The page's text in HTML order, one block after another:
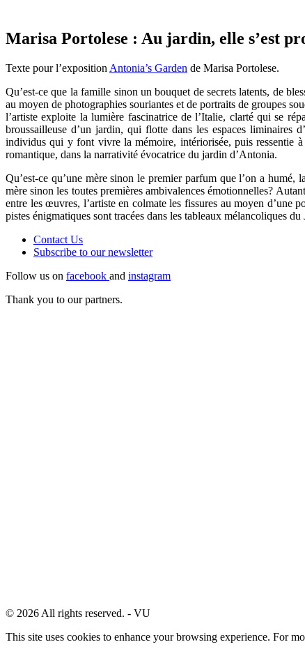
Marisa Portolese : Au jardin, elle s’est
Texte pour l’exposition Antonia’s Garden de Marisa Portolese.
Qu’est-ce que la famille sinon un bouquet de secrets latents, de
au moyen de photographies souriantes et de portraits de groupes
l’artiste exploite la lumière fascinatrice de l’Italie, clarté qui se
broussailleuse d’un jardin, qui flotte dans les espaces liminaires
individus qui y font vivre la mémoire, intériorisée, puis ressentie
romantique, dans la narrativité évocatrice du jardin d’Antonia.
Qu’est-ce qu’une mère sinon le premier parfum que l’on a humé,
mère sinon les toutes premières ambivalences émotionnelles?
entre les œuvres, l’artiste en colmate les fissures au moyen d’une
pistes énigmatiques sont tracées dans les tableaux mélancoliques du
Contact Us
Subscribe to ournewsletter
Follow us on facebook and instagram
Thank you to our partners.
© 2026 All rights reserved. - VU
This site uses cookies to enhance your browsing experience. For